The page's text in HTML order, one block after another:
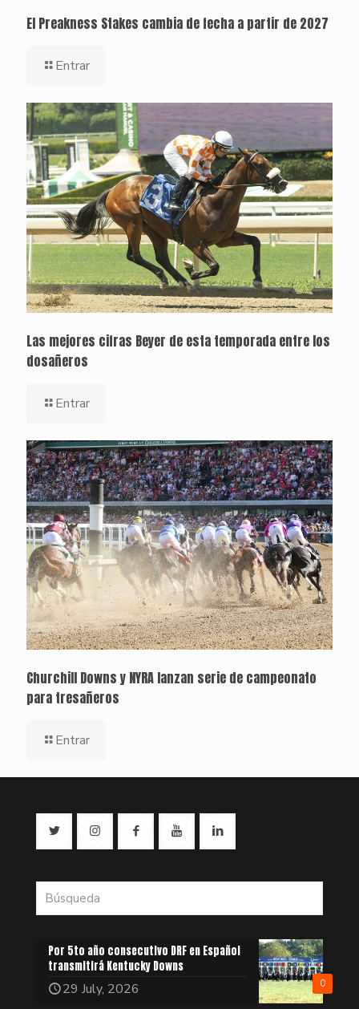
El Preakness Stakes cambia de fecha a partir de 2027
Entrar
Las mejores cifras Beyer de esta temporada entre los
dosañeros
Entrar
Churchill Downs y NYRA lanzan serie de campeonato
para tresañeros
Entrar
0
Por 5to año consecutivo DRF en Español
transmitirá Kentucky Downs
29 July, 2026